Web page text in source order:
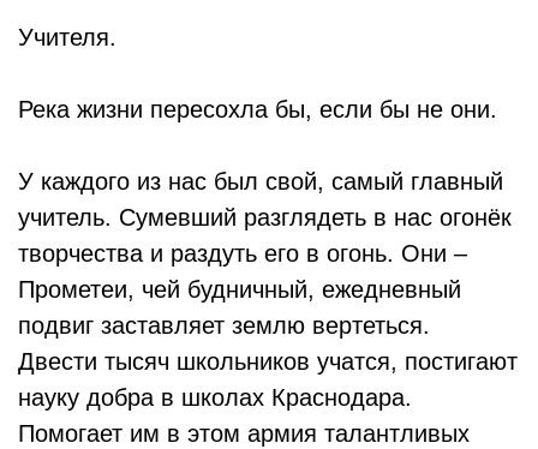
Учителя.
Река жизни пересохла бы, если бы не они.
У каждого из нас был свой, самый главный
учитель. Сумевший разглядеть в нас огонёк
творчества и раздуть его в огонь. Они –
Прометеи, чей будничный, ежедневный
подвиг заставляет землю вертеться.
Двести тысяч школьников учатся, постигают
науку добра в школах Краснодара.
Помогает им в этом армия талантливых